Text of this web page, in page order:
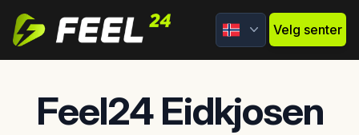
Feel24 Velg senter
Feel24 Eidkjosen